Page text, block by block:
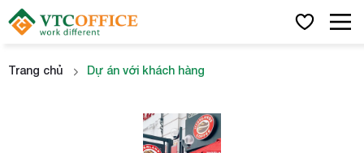
Trang chủ Dự án với khách hàng